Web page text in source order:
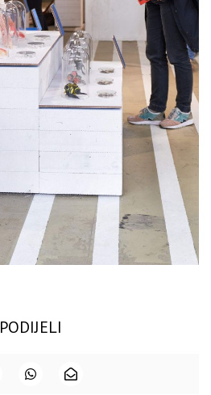
PODIJELI